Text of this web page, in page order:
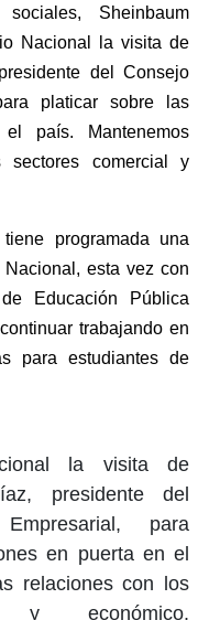
Sheinbaum
Nacional la visita de
del Consejo
platicar sobre las
país. Mantenemos
sectores comercial y
programada una
esta vez con
Educación Pública
trabajando en
para estudiantes de
la visita de
presidente del
para
en puerta en el
relaciones con los
y económico.